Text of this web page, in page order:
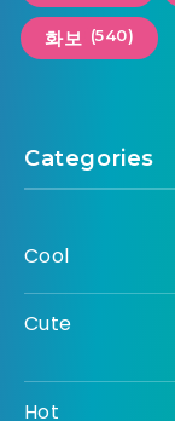
화보 (540)
Categories
Cool
Cute
Hot